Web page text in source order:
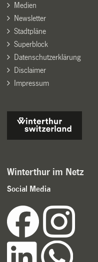
Medien
Newsletter
Stadtpläne
Superblock
Datenschutzerklärung
Disclaimer
Impressum
Winterthur im Netz
Social Media